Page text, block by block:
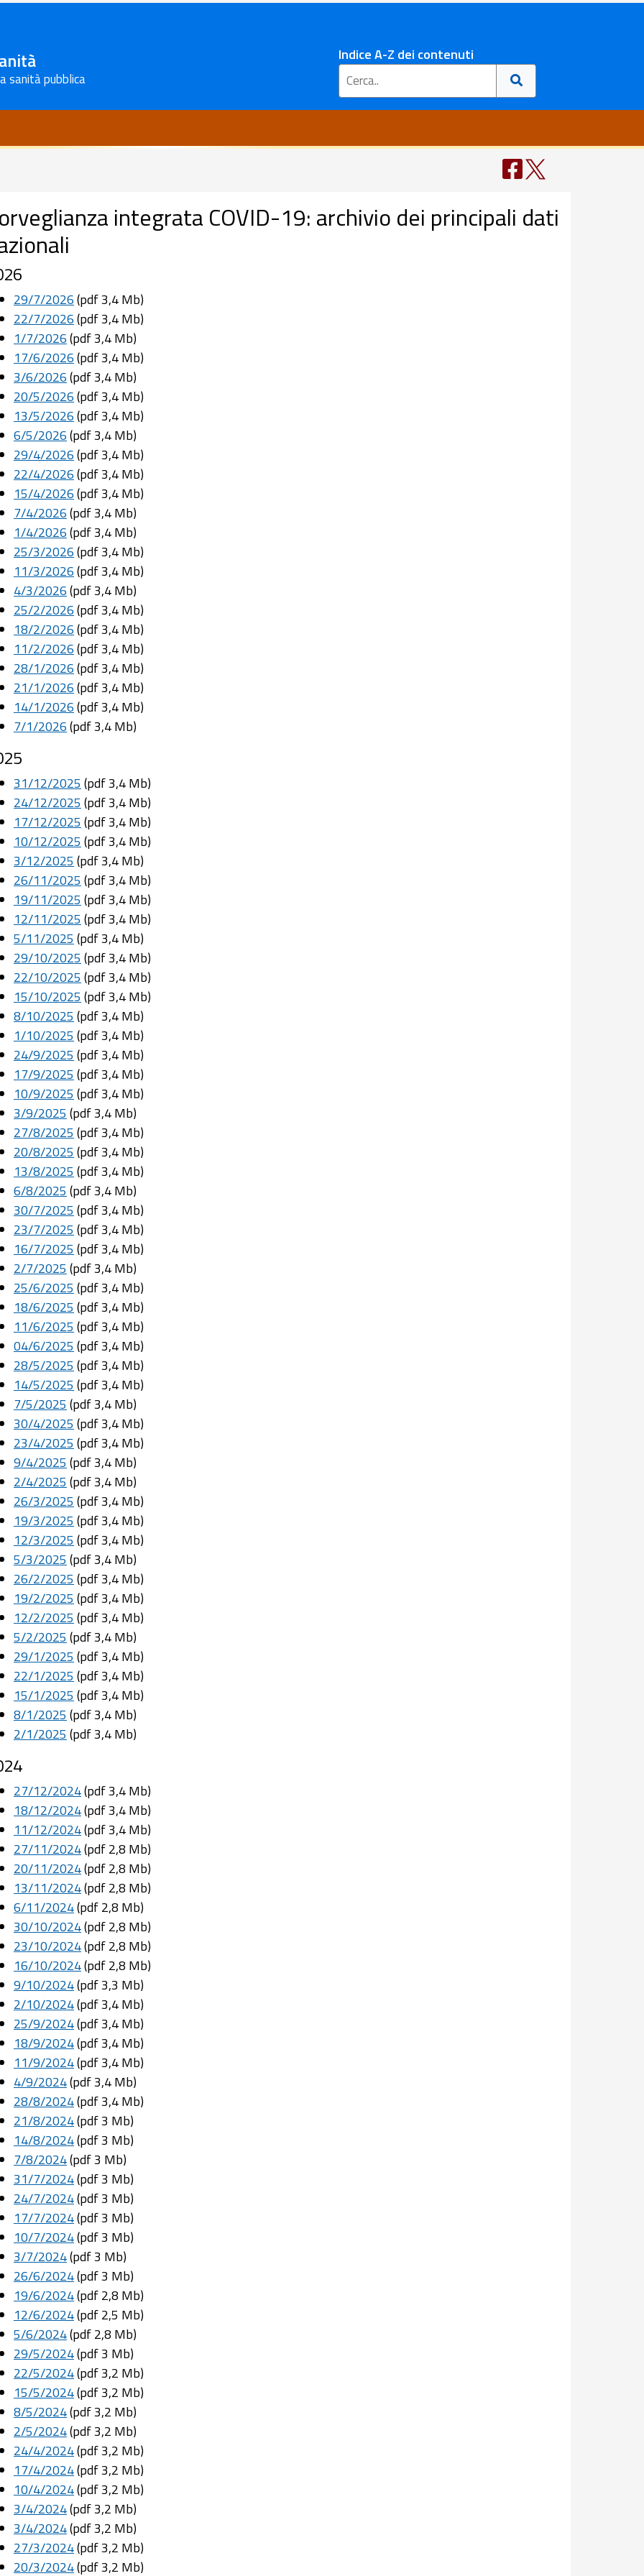
sanità pubblica
Indice A-Z dei contenuti
integrata COVID-19: archivio dei principali dati
29/7/2026(pdf 3,4 Mb)
22/7/2026(pdf 3,4 Mb)
1/7/2026(pdf 3,4 Mb)
17/6/2026(pdf 3,4 Mb)
3/6/2026(pdf 3,4 Mb)
20/5/2026(pdf 3,4 Mb)
13/5/2026(pdf 3,4 Mb)
6/5/2026(pdf 3,4 Mb)
29/4/2026(pdf 3,4 Mb)
22/4/2026(pdf 3,4 Mb)
15/4/2026(pdf 3,4 Mb)
7/4/2026(pdf 3,4 Mb)
1/4/2026(pdf 3,4 Mb)
25/3/2026(pdf 3,4 Mb)
11/3/2026(pdf 3,4 Mb)
4/3/2026(pdf 3,4 Mb)
25/2/2026(pdf 3,4 Mb)
18/2/2026(pdf 3,4 Mb)
11/2/2026(pdf 3,4 Mb)
28/1/2026(pdf 3,4 Mb)
21/1/2026(pdf 3,4 Mb)
14/1/2026(pdf 3,4 Mb)
7/1/2026(pdf 3,4 Mb)
31/12/2025 (pdf 3,4 Mb)
24/12/2025 (pdf 3,4 Mb)
17/12/2025 (pdf 3,4 Mb)
10/12/2025 (pdf 3,4 Mb)
3/12/2025 (pdf 3,4 Mb)
26/11/2025 (pdf 3,4 Mb)
19/11/2025 (pdf 3,4 Mb)
12/11/2025 (pdf 3,4 Mb)
5/11/2025 (pdf 3,4 Mb)
29/10/2025 (pdf 3,4 Mb)
22/10/2025 (pdf 3,4 Mb)
15/10/2025 (pdf 3,4 Mb)
8/10/2025 (pdf 3,4 Mb)
1/10/2025 (pdf 3,4 Mb)
24/9/2025 (pdf 3,4 Mb)
17/9/2025 (pdf 3,4 Mb)
10/9/2025 (pdf 3,4 Mb)
3/9/2025 (pdf 3,4 Mb)
27/8/2025 (pdf 3,4 Mb)
20/8/2025 (pdf 3,4 Mb)
13/8/2025 (pdf 3,4 Mb)
6/8/2025 (pdf 3,4 Mb)
30/7/2025 (pdf 3,4 Mb)
23/7/2025 (pdf 3,4 Mb)
16/7/2025 (pdf 3,4 Mb)
2/7/2025 (pdf 3,4 Mb)
25/6/2025 (pdf 3,4 Mb)
18/6/2025 (pdf 3,4 Mb)
11/6/2025 (pdf 3,4 Mb)
04/6/2025 (pdf 3,4 Mb)
28/5/2025 (pdf 3,4 Mb)
14/5/2025 (pdf 3,4 Mb)
7/5/2025 (pdf 3,4 Mb)
30/4/2025 (pdf 3,4 Mb)
23/4/2025 (pdf 3,4 Mb)
9/4/2025 (pdf 3,4 Mb)
2/4/2025 (pdf 3,4 Mb)
26/3/2025 (pdf 3,4 Mb)
19/3/2025 (pdf 3,4 Mb)
12/3/2025 (pdf 3,4 Mb)
5/3/2025 (pdf 3,4 Mb)
26/2/2025 (pdf 3,4 Mb)
19/2/2025 (pdf 3,4 Mb)
12/2/2025 (pdf 3,4 Mb)
5/2/2025 (pdf 3,4 Mb)
29/1/2025 (pdf 3,4 Mb)
22/1/2025 (pdf 3,4 Mb)
15/1/2025 (pdf 3,4 Mb)
8/1/2025 (pdf 3,4 Mb)
2/1/2025 (pdf 3,4 Mb)
27/12/2024(pdf 3,4 Mb)
18/12/2024(pdf 3,4 Mb)
11/12/2024(pdf 3,4 Mb)
27/11/2024(pdf 2,8 Mb)
20/11/2024(pdf 2,8 Mb)
13/11/2024(pdf 2,8 Mb)
6/11/2024(pdf 2,8 Mb)
30/10/2024(pdf 2,8 Mb)
23/10/2024(pdf 2,8 Mb)
16/10/2024(pdf 2,8 Mb)
9/10/2024(pdf 3,3 Mb)
2/10/2024(pdf 3,4 Mb)
25/9/2024(pdf 3,4 Mb)
18/9/2024(pdf 3,4 Mb)
11/9/2024(pdf 3,4 Mb)
4/9/2024(pdf 3,4 Mb)
28/8/2024(pdf 3,4 Mb)
21/8/2024(pdf 3 Mb)
14/8/2024(pdf 3 Mb)
7/8/2024(pdf 3 Mb)
31/7/2024(pdf 3 Mb)
24/7/2024(pdf 3 Mb)
17/7/2024(pdf 3 Mb)
10/7/2024(pdf 3 Mb)
3/7/2024(pdf 3 Mb)
26/6/2024(pdf 3 Mb)
19/6/2024(pdf 2,8 Mb)
12/6/2024(pdf 2,5 Mb)
5/6/2024(pdf 2,8 Mb)
29/5/2024(pdf 3 Mb)
22/5/2024(pdf 3,2 Mb)
15/5/2024(pdf 3,2 Mb)
8/5/2024(pdf 3,2 Mb)
2/5/2024(pdf 3,2 Mb)
24/4/2024(pdf 3,2 Mb)
17/4/2024(pdf 3,2 Mb)
10/4/2024(pdf 3,2 Mb)
3/4/2024(pdf 3,2 Mb)
3/4/2024(pdf 3,2 Mb)
27/3/2024(pdf 3,2 Mb)
20/3/2024(pdf 3,2 Mb)